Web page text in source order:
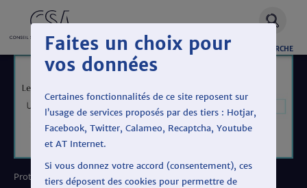
OUVRIR
RECHERCHE
Protéger le pluralisme politique
Faites un choix pour
vos données
Certaines fonctionnalités de ce site reposent sur
l’usage de services proposés par des tiers : Hotjar,
Facebook, Twitter, Calameo, Recaptcha, Youtube
et AT Internet.
Si vous donnez votre accord (consentement), ces
tiers déposent des cookies pour permettre de